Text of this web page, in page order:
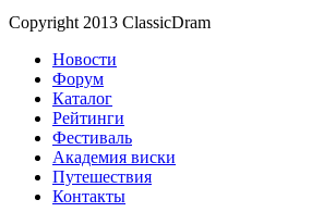
Copyright 2013 ClassicDram
Новости
Форум
Каталог
Рейтинги
Фестиваль
Академия виски
Путешествия
Контакты